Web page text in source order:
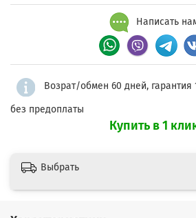
Написать
Возрат/обмен 60 дней, гарантия
без предоплаты
Купить в 1
Выбрать